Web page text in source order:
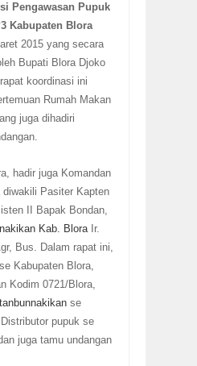
Pengawasan Pupuk
Kabupaten Blora
2015 yang secara
Bupati Blora Djoko
koordinasi ini
Rumah Makan
juga dihadiri
hadir juga Komandan
diwakili Pasiter Kapten
II Bapak Bondan,
Kab. BloraIr.
Bus. Dalam rapat ini,
Kabupaten Blora,
Kodim 0721/Blora,
se
pupuk se
juga tamu undangan